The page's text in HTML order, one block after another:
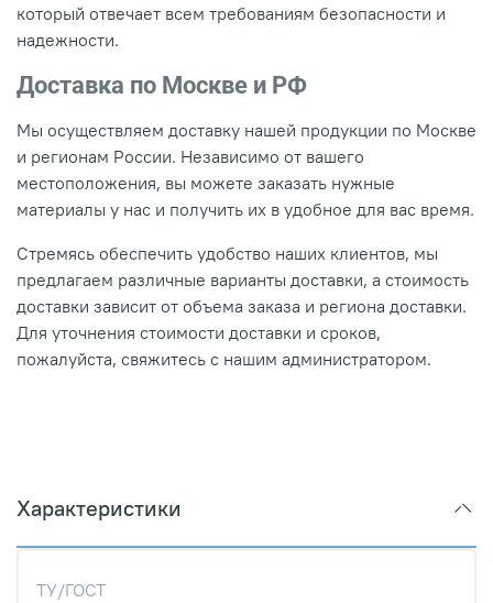
который отвечает всем требованиям безопасности и
надежности.
Доставка по Москве и РФ
Мы осуществляем доставку нашей продукции по Москве
и регионам России. Независимо от вашего
местоположения, вы можете заказать нужные
материалы у нас и получить их в удобное для вас время.
Стремясь обеспечить удобство наших клиентов, мы
предлагаем различные варианты доставки, а стоимость
доставки зависит от объема заказа и региона доставки.
Для уточнения стоимости доставки и сроков,
пожалуйста, свяжитесь с нашим администратором.
Характеристики
ТУ/ГОСТ